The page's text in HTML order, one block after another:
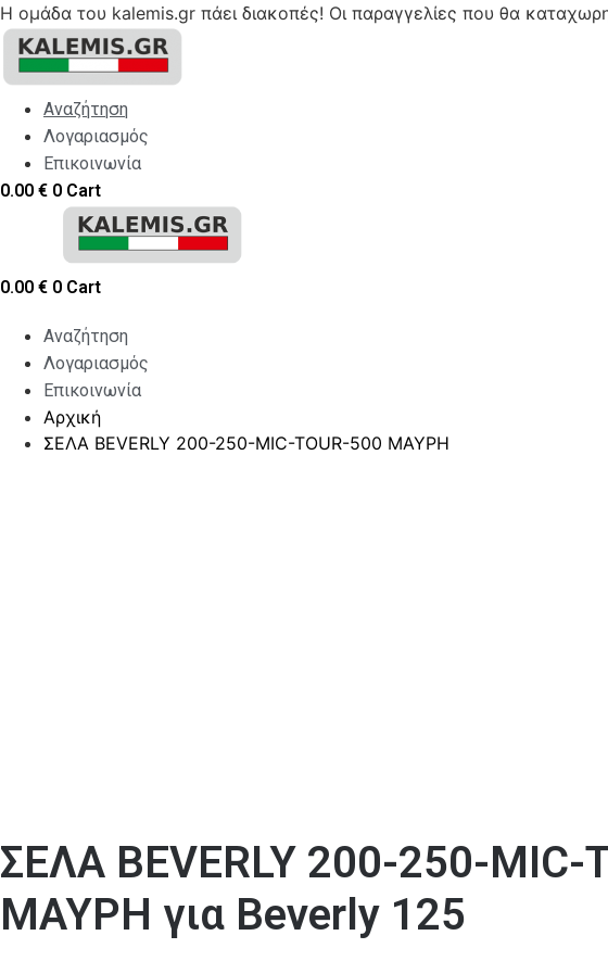
Η ομάδα του kalemis.gr πάει διακοπές! Οι παραγγελίες που θα
Skip
content
Αναζήτηση
Λογαριασμός
Επικοινωνία
0.00 € 0 Cart
0.00 € 0 Cart
Αναζήτηση
Λογαριασμός
Επικοινωνία
Αρχική
ΣΕΛΑ BEVERLY 200-250-MIC-TOUR-500 ΜΑΥΡΗ
ΣΕΛΑ BEVERLY 200-250-MIC-
ΜΑΥΡΗ για Beverly 125